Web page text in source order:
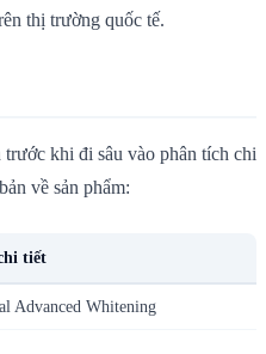
thị trường quốc tế.
khi đi sâu vào phân tích chi
về sản phẩm:
tiết
Advanced Whitening